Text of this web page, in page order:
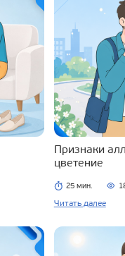
Признаки
цветение
25 мин.
Читать далее